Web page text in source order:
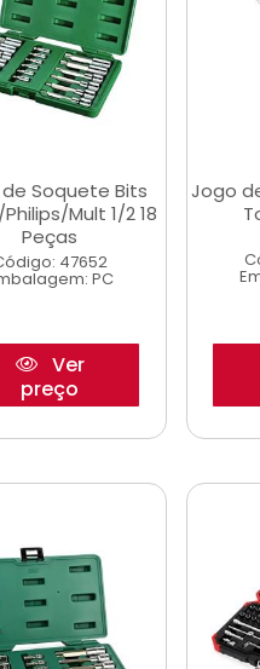
Soquete Bits
Mult 1/2 18
Peças
47652
PC
Ver
preço
Jogo